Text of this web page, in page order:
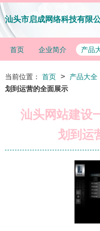
汕头市启成网络科技有限
首页 企业简介 产品
当前位置： 首页 > 产品大全
划到运营的全面展示
汕头网站建设
划到运